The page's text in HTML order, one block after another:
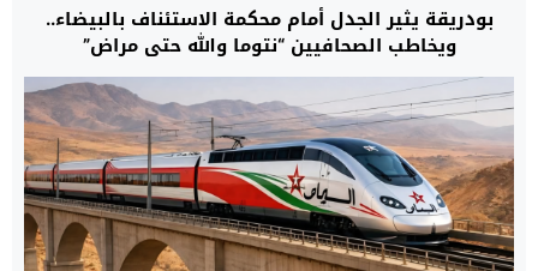
بودريقة يثير الجدل أمام محكمة الاستئناف بالبيضاء..
ويخاطب الصحافيين “نتوما والله حتى مراض”